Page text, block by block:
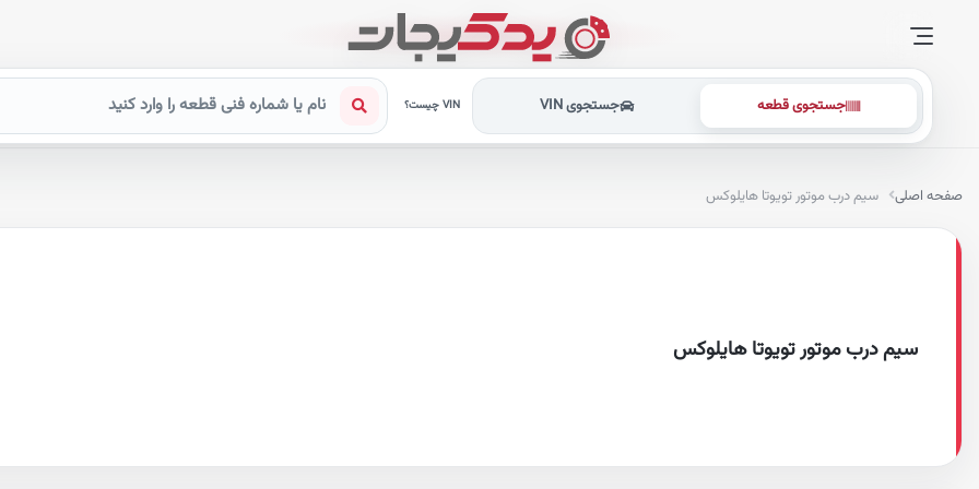
جستجوی قطعه جستجوی VIN VIN چیست؟
صفحه اصلی سیم درب موتور تویوتا هایلوکس
سیم درب موتور تویوتا هایلوکس